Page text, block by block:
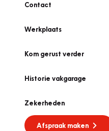
Contact
Werkplaats
Kom gerust verder
Historie vakgarage
Zekerheden
Afspraak maken